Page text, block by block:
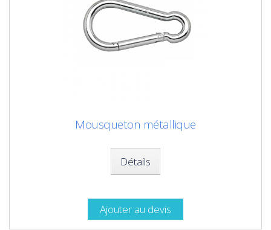
Mousqueton métallique
Détails
Ajouter au devis